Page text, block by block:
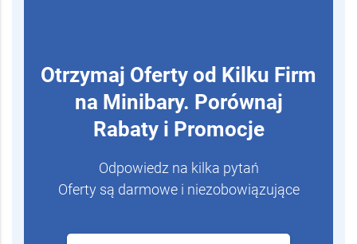
Otrzymaj Oferty od Kilku Firm
na Minibary. Porównaj
Rabaty i Promocje
Odpowiedz na kilka pytań
Oferty są darmowe i niezobowiązujące